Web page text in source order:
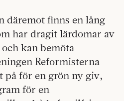
däremot finns en lång
har dragit lärdomar av
kan bemöta
Reformisterna
på för en grön ny giv,
för en